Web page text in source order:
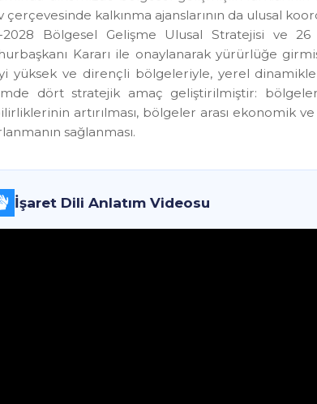
yılında Cumhurbaşkanlığı Hükümet
ülkemizde bölgesel gelişmişlik
çerçevesinde kalkınma ajanslarının da
2028 Bölgesel Gelişme Ulusal Stratejisi
Kararı ile onaylanarak
yüksek ve dirençli bölgeleriyle, yerel
dört stratejik amaç geliştirilmiştir: